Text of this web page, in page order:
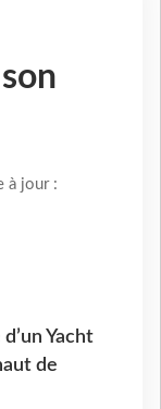
à jour :
Yacht
de